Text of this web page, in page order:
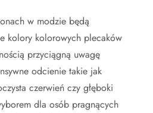
w modzie będą
kolory kolorowych plecaków
przyciągną uwagę
odcienie takie jak
czerwień czy głęboki
dla osób pragnących